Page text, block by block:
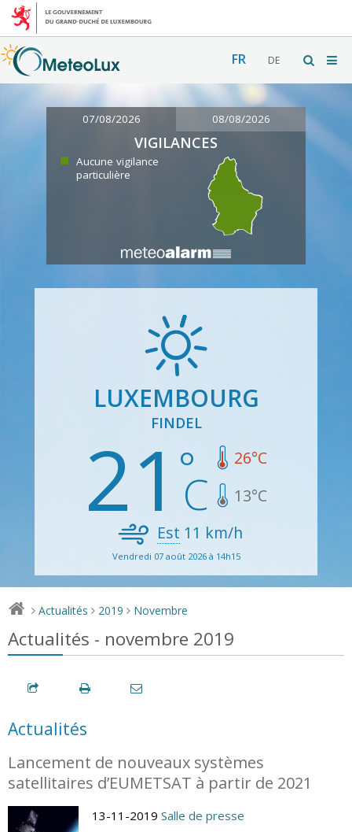
FR DE
07/08/2026 08/08/2026
VIGILANCES
Aucune vigilance
particulière
LUXEMBOURG
FINDEL
21 26°C
13°C
Est 11 km/h
Vendredi 07 août 2026 à 14h15
> Actualités > 2019 > Novembre
Actualités - novembre 2019
Actualités
Lancement de nouveaux systèmes
satellitaires d’EUMETSAT à partir de 2021
13-11-2019 Salle de presse